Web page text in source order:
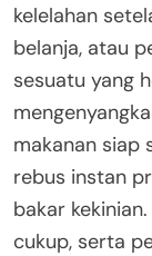
kelelahan
belanja, atau
sesuatu yang
makanan siap
rebus instan
bakar
cukup, serta